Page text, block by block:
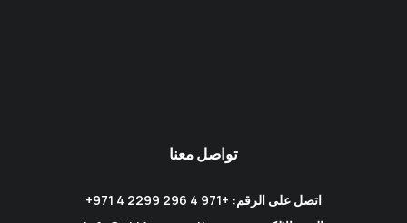
تواصل معنا
اتصل على الرقم: +971 4 296 2299 4 971+